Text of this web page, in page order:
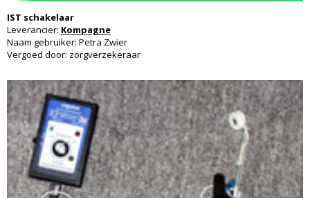
IST schakelaar
Leverancier: Kompagne
Naam gebruiker: Petra Zwier
Vergoed door: zorgverzekeraar